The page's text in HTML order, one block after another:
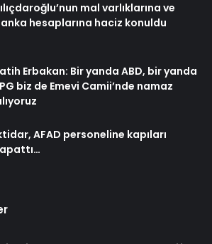
mal varlıklarına ve
hesaplarına haciz konuldu
Erbakan: Bir yanda ABD, bir yanda
biz de Emevi Camii’nde namaz
AFAD personeline kapıları